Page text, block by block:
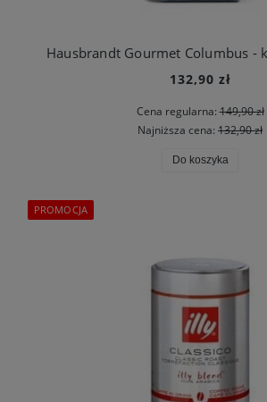
132,90 zł
Cena regularna:149,90 zł
Najniższa cena: 132,90 zł
Do koszyka
PROMOCJA